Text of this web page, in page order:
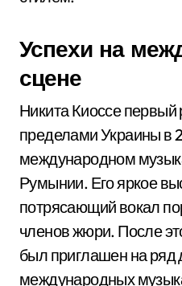
Успехи на
сцене
Никита Киоссе первый
пределами Украины в
международном
Румынии. Его яркое
потрясающий вокал
членов жюри. После
был приглашен на ряд
международных